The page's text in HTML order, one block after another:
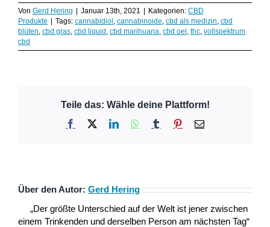
Von Gerd Hering | Januar 13th, 2021 | Kategorien: CBD
Produkte | Tags: cannabidiol, cannabinoide, cbd als medizin, cbd
blüten, cbd gras, cbd liquid, cbd marihuana, cbd oel, thc, vollspektrum
cbd
Teile das: Wähle deine Plattform!
Facebook LinkedInWhatsApp
Tumblr Pinterest
E-
Über den Autor: Gerd Hering
„Der größte Unterschied auf der Welt ist jener zwischen
einem Trinkenden und derselben Person am nächsten Tag“